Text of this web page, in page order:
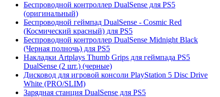
Беспроводной контроллер DualSense для PS5
(оригинальный)
Беспроводной геймпад DualSense - Cosmic Red
(Космический красный) для PS5
Беспроводной контроллер DualSense Midnight Black
(Черная полночь) для PS5
Накладки Artplays Thumb Grips для геймпада PS5
DualSense (2 шт.) (черные)
Дисковод для игровой консоли PlayStation 5 Disc Drive
White (PRO/SLIM)
Зарядная станция DualSense для PS5